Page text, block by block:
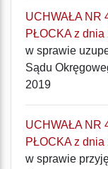
UCHWAŁA NR
PŁOCKA z
w sprawie
Sądu
2019
UCHWAŁA NR
PŁOCKA z
w sprawie